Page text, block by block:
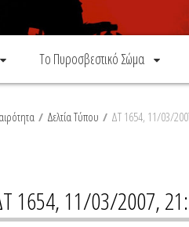
Το Πυροσβεστικό Σώμα
/ Δελτία Τύπου / ΔΤ 1654, 11/03/
1654, 11/03/2007,